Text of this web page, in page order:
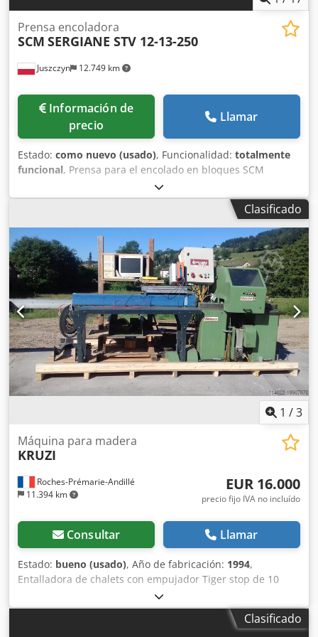
Juszczyn 12.749 km
Prensa encoladora
SCM SERGIANE STV 12-13-250
Información de
precio
Llamar
Estado: como nuevo (usado), Funcionalidad: totalmente
funcional, Prensa para el encolado en bloques SCM
SERGIANE STV 12-13-250 Dedpfxszlhnwe Afmekr Longitud
máxima de prensado: 12.000 mm Anchura máxima de
prensado: 250 mm Altura máxima de prensado: 1.300 mm
Número de prensas verticales: 56 Número de prensas
frontales: 12 Fuerza de presión sobre el material: 5–15
kg/cm² Certificado CE Documentación técnica Longitud
total: 16 m Año de fabricación: 2019
Clasificado
1 /3
Roches-Prémarie-Andillé
11.394 km
Máquina para madera
KRUZI
EUR 16.000
precio fijo IVA no incluído
Consultar Llamar
Estado: bueno (usado), Año de fabricación: 1994,
Entalladora de chalets con empujador Tiger stop de 10
metros, equipada con: 1 grupo de fresado horizontal
superior, 1 grupo de fresado horizontal inferior, 1 grupo
de fresado frontal/trasero, 1 grupo de taladrado horizontal
Clasificado